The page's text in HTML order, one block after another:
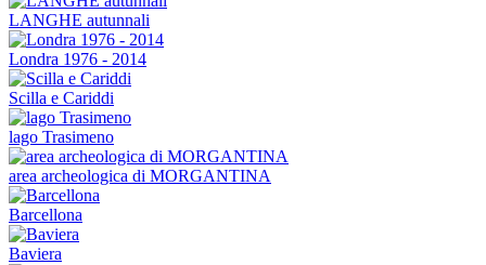
LANGHE autunnali
Londra 1976 - 2014
Scilla e Cariddi
lago Trasimeno
area archeologica di MORGANTINA
Barcellona
Baviera